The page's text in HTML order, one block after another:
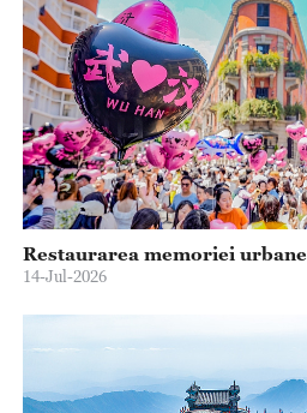
Restaurarea memoriei urbane
14-Jul-2026